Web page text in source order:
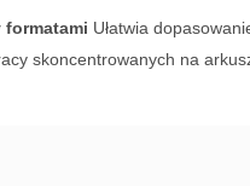
formatami Ułatwia
skoncentrowanych na